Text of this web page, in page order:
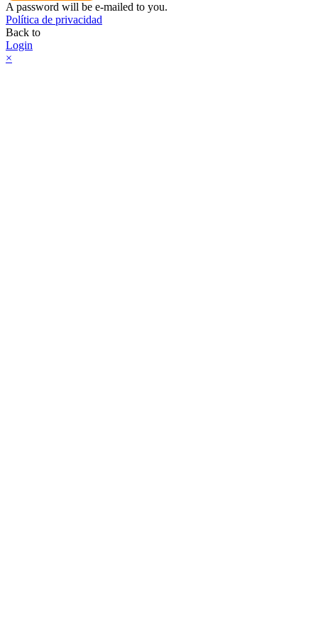
A password will be e-mailed to you.
Política de privacidad
Back to
Login
×